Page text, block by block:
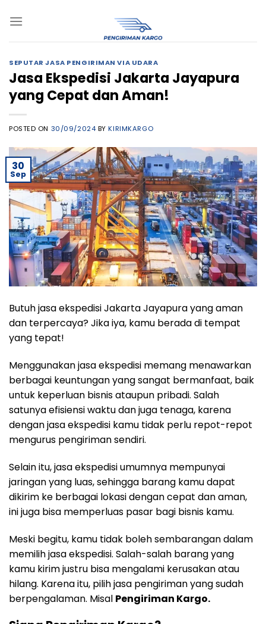
SEPUTAR JASA PENGIRIMAN VIA UDARA
Jasa Ekspedisi Jakarta Jayapura
yang Cepat dan Aman!
POSTED ON 30/09/2024 BYKIRIMKARGO
30
Sep
Butuh jasa ekspedisi Jakarta Jayapura yang aman
dan terpercaya? Jika iya, kamu berada di tempat
yang tepat!
Menggunakan jasa ekspedisi memang menawarkan
berbagai keuntungan yang sangat bermanfaat, baik
untuk keperluan bisnis ataupun pribadi. Salah
satunya efisiensi waktu dan juga tenaga, karena
dengan jasa ekspedisi kamu tidak perlu repot-repot
mengurus pengiriman sendiri.
Selain itu, jasa ekspedisi umumnya mempunyai
jaringan yang luas, sehingga barang kamu dapat
dikirim ke berbagai lokasi dengan cepat dan aman,
ini juga bisa memperluas pasar bagi bisnis kamu.
Meski begitu, kamu tidak boleh sembarangan dalam
memilih jasa ekspedisi. Salah-salah barang yang
kamu kirim justru bisa mengalami kerusakan atau
hilang. Karena itu, pilih jasa pengiriman yang sudah
berpengalaman. Misal Pengiriman Kargo.